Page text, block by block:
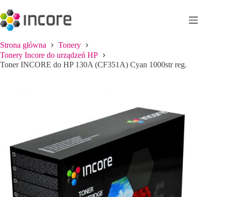
do
treści
Strona główna
Tonery
Tonery Incore do urządzeń HP
Toner INCORE do HP 130A (CF351A) Cyan 1000str reg.